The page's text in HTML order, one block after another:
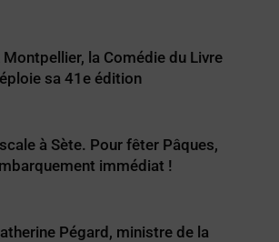
Montpellier, la Comédie du Livre
sa 41e édition
à Sète. Pour fêter Pâques,
immédiat !
Pégard, ministre de la